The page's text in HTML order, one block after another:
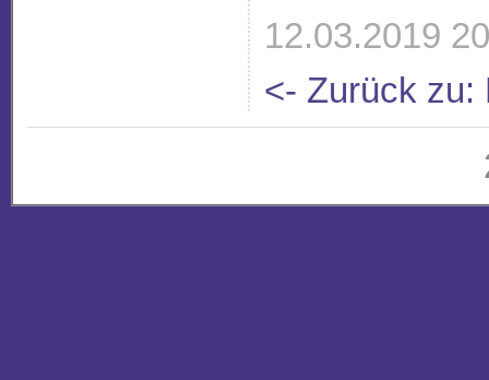
12.03.2019
<- Zurück zu: